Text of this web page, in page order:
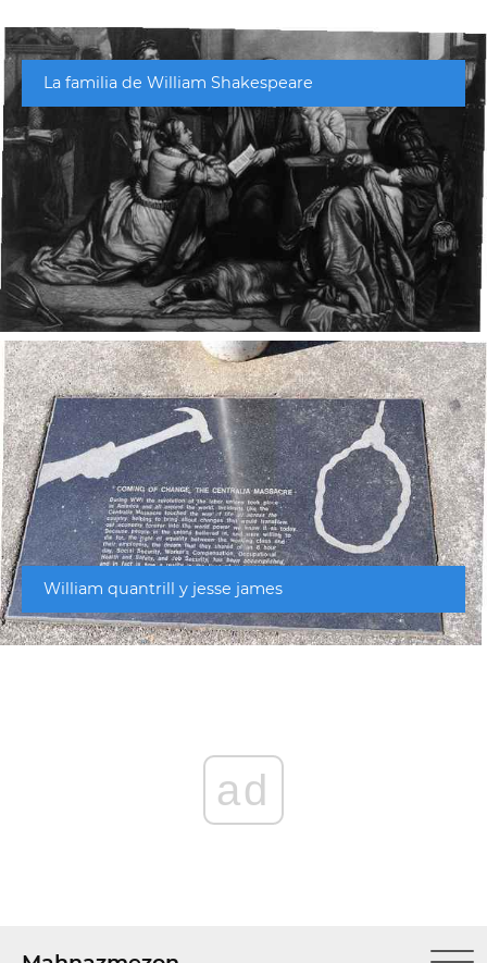
La familia de William Shakespeare
William quantrill y jesse james
ad